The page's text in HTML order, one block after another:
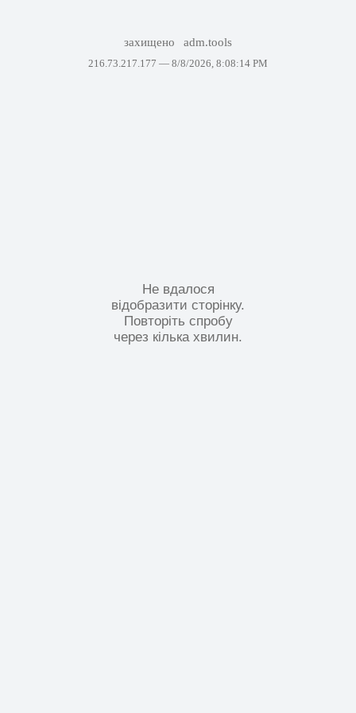
захищено adm.tools
216.73.217.177 — 8/8/2026, 8:08:14 PM
Не вдалося
відобразити сторінку.
Повторіть спробу
через кілька хвилин.